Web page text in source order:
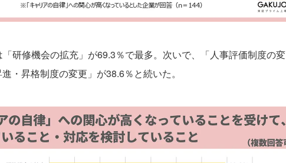
研修機会の拡充」が69.3％で最多。次いで、「人事評価制度の変
・昇格制度の変更」が38.6％と続いた。